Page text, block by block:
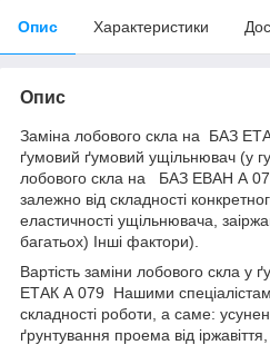
Опис Характеристики
Опис
Заміна лобового скла на БАЗ
ґумовий ґумовий ущільнювач (у
лобового скла на БАЗ ЕВАН А
залежно від складності
еластичності ущільнювача,
багатьох) Інші фактори).
Вартість заміни лобового скла
ЕТАК А 079 Нашими
складності роботи, а саме:
ґрунтування проема від